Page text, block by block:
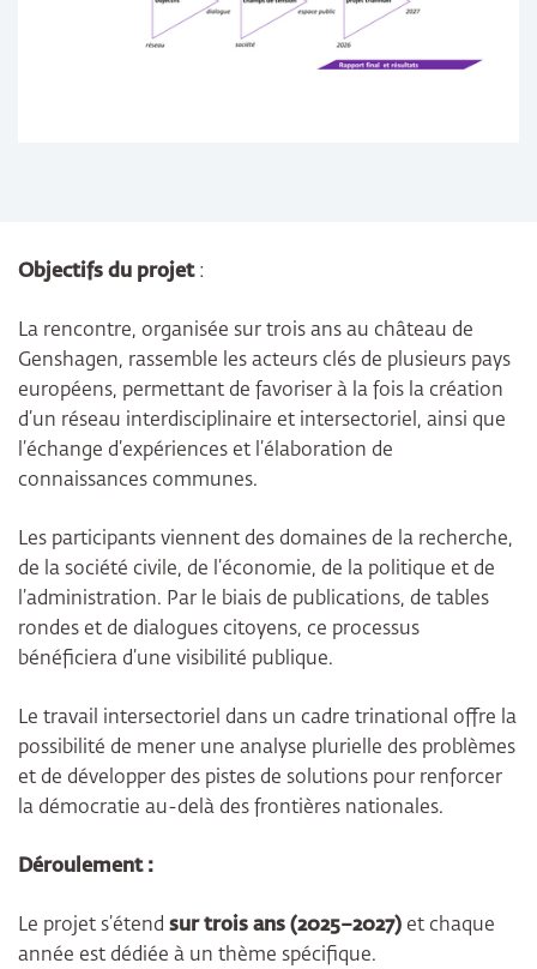
Objectifs du projet :
La rencontre, organisée sur trois ans au château de
Genshagen, rassemble les acteurs clés de plusieurs pays
européens, permettant de favoriser à la fois la création
d’un réseau interdisciplinaire et intersectoriel, ainsi que
l’échange d’expériences et l’élaboration de
connaissances communes.
Les participants viennent des domaines de la recherche,
de la société civile, de l’économie, de la politique et de
l’administration. Par le biais de publications, de tables
rondes et de dialogues citoyens, ce processus
bénéficiera d’une visibilité publique.
Le travail intersectoriel dans un cadre trinational offre la
possibilité de mener une analyse plurielle des problèmes
et de développer des pistes de solutions pour renforcer
la démocratie au-delà des frontières nationales.
Déroulement :
Le projet s’étend sur trois ans (2025–2027) et chaque
année est dédiée à un thème spécifique.